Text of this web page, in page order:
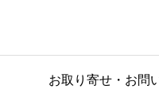
お取り寄せ・お問